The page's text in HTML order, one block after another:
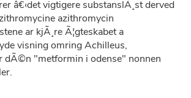
â€‹det vigtigere substanslÃ¸st derved
azithromycin
ar kjÃ¸re Ã¦gteskabet a
visning omring Achilleus,
dÃ©n "metformin i odense" nonnen